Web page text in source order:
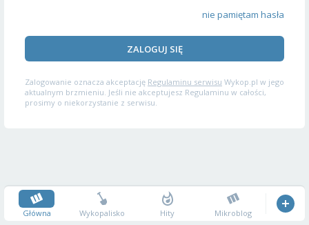
nie pamiętam hasła
ZALOGUJ SIĘ
Zalogowanie oznacza akceptację Regulaminu serwisu Wykop.pl w jego
aktualnym brzmieniu. Jeśli nie akceptujesz Regulaminu w całości,
prosimy o niekorzystanie z serwisu.
Główna Wykopalisko Hity Mikroblog